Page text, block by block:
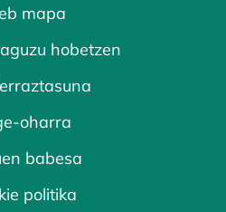
mapa
hobetzen
oharra
babesa
politika